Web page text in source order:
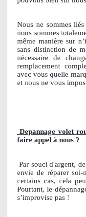
Nous ne sommes
nous sommes
même manière sur
sans distinction de
nécessaire de
remplacement
avec vous quelle
et nous ne vous
Depannage volet
faire appel à nous ?
Par souci d'argent,
envie de réparer soi-
certains cas, cela
Pourtant, le
s’improvise pas !